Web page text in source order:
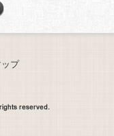
プ